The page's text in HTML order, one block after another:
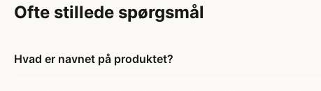
Ofte stillede spørgsmål
Hvad er navnet på produktet?